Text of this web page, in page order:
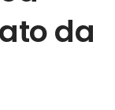
da